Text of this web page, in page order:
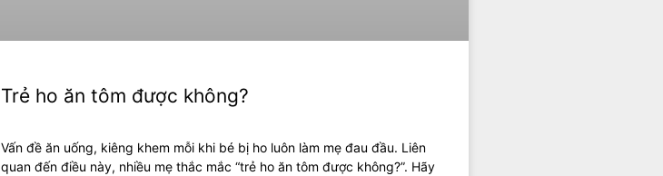
Trẻ ho ăn tôm được không?
Vấn đề ăn uống, kiêng khem mỗi khi bé bị ho luôn làm mẹ đau đầu. Liên
quan đến điều này, nhiều mẹ thắc mắc “trẻ ho ăn tôm được không?”. Hãy